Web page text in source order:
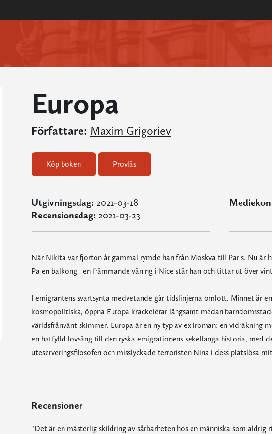
Europa
Författare: Maxim Grigoriev
Köp boken Provläs
Utgivningsdag: 2021-03-18
Recensionsdag: 2021-03-23
När Nikita var fjorton år gammal rymde han från Moskva till Paris. Nu är
På en balkong i en främmande våning i Nice står han och tittar ut över
I emigrantens svartsynta medvetande går tidslinjerna omlott. Minnet är
kosmopolitiska, öppna Europa krackelerar långsamt medan
världsfrånvänt skimmer. Europa är en ny typ av exilroman: en vidräkning
en hatfylld lovsång till den ryska emigrationens sekellånga historia, med
uteserveringsfilosofen och misslyckade terroristen Nina i dess platslösa
Recensioner
"Det är en mästerlig skildring av sårbarheten hos en människa som